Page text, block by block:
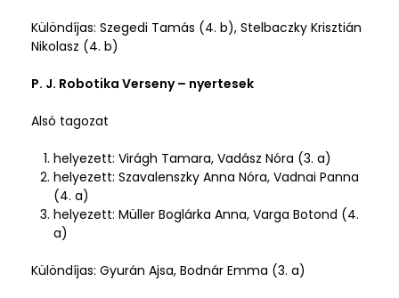
Különdíjas: Szegedi Tamás (4. b), Stelbaczky Krisztián
Nikolasz (4. b)
P. J. Robotika Verseny – nyertesek
Alsó tagozat
helyezett: Virágh Tamara, Vadász Nóra (3. a)
helyezett: Szavalenszky Anna Nóra, Vadnai Panna
(4. a)
helyezett: Müller Boglárka Anna, Varga Botond (4.
a)
Különdíjas: Gyurán Ajsa, Bodnár Emma (3. a)